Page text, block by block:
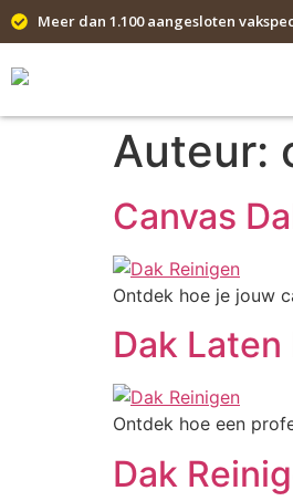
Meer dan 1.100 aangesloten
Auteur:
Canvas
Ontdek hoe je jouw
Dak Laten
Ontdek hoe een
Dak